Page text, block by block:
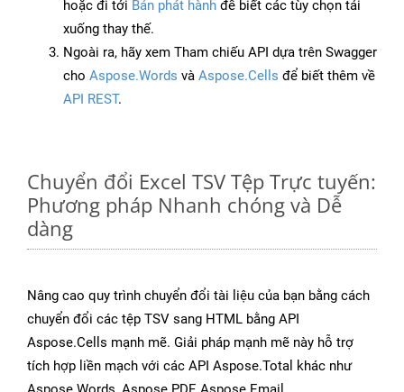
hoặc đi tới Bản phát hành để biết các tùy chọn tải
xuống thay thế.
Ngoài ra, hãy xem Tham chiếu API dựa trên Swagger
cho Aspose.Words và Aspose.Cells để biết thêm về
API REST.
Chuyển đổi Excel TSV Tệp Trực tuyến:
Phương pháp Nhanh chóng và Dễ
dàng
Nâng cao quy trình chuyển đổi tài liệu của bạn bằng cách
chuyển đổi các tệp TSV sang HTML bằng API
Aspose.Cells mạnh mẽ. Giải pháp mạnh mẽ này hỗ trợ
tích hợp liền mạch với các API Aspose.Total khác như